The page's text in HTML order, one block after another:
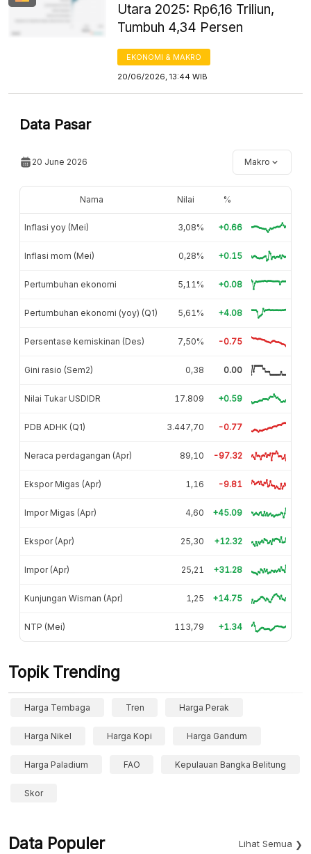
Utara 2025: Rp6,16 Triliun,
Tumbuh 4,34 Persen
EKONOMI & MAKRO
20/06/2026, 13:44 WIB
Data Pasar
20 June 2026 Makro
Nama Nilai %
Inflasi yoy (Mei) 3,08% +0.66
Inflasi mom (Mei) 0,28% +0.15
Pertumbuhan ekonomi 5,11% +0.08
Pertumbuhan ekonomi (yoy) (Q1) 5,61% +4.08
Persentase kemiskinan (Des) 7,50% -0.75
Gini rasio (Sem2) 0,38 0.00
Nilai Tukar USDIDR 17.809 +0.59
PDB ADHK (Q1) 3.447,70 -0.77
Neraca perdagangan (Apr) 89,10 -97.32
Ekspor Migas (Apr) 1,16 -9.81
Impor Migas (Apr) 4,60 +45.09
Ekspor (Apr) 25,30 +12.32
Impor (Apr) 25,21 +31.28
Kunjungan Wisman (Apr) 1,25 +14.75
NTP (Mei) 113,79 +1.34
Topik Trending
Harga Tembaga Tren Harga Perak
Harga Nikel Harga Kopi Harga Gandum
Harga Paladium FAO Kepulauan Bangka Belitung
Skor
Data Populer Lihat Semua